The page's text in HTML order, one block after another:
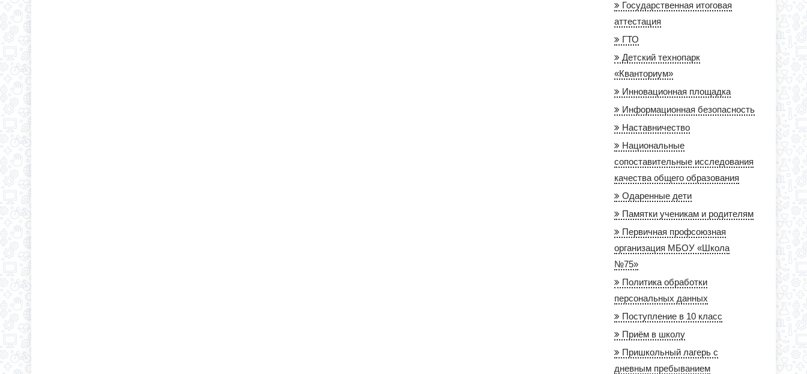
Государственная итоговая
аттестация
ГТО
Детский технопарк
«Кванториум»
Инновационная площадка
Информационная безопасность
Наставничество
Национальные
сопоставительные исследования
качества общего образования
Одаренные дети
Памятки ученикам и родителям
Первичная профсоюзная
организация МБОУ «Школа
№75»
Политика обработки
персональных данных
Поступление в 10 класс
Приём в школу
Пришкольный лагерь с
дневным пребыванием